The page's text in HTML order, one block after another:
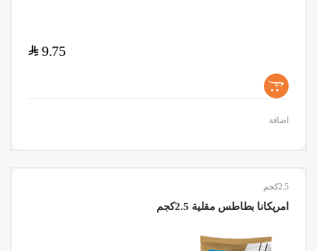
9.75
$
+
اضافة
2.5كجم
امريكانا بطاطس مقلية 2.5كجم